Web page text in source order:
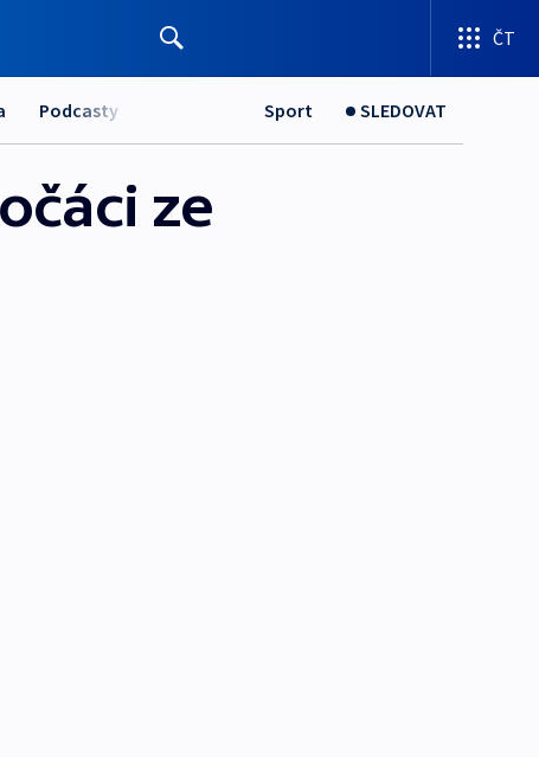
ČT
Podcasty Sport SLEDOVAT
ze